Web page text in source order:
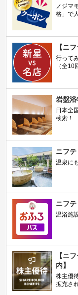
ノジマ
格」で
【ニ
行って
（全10
岩盤浴
日本全
検索！
ニフ
温泉に
ニフ
温浴施
【ニ
内】
株主優
拡充さ